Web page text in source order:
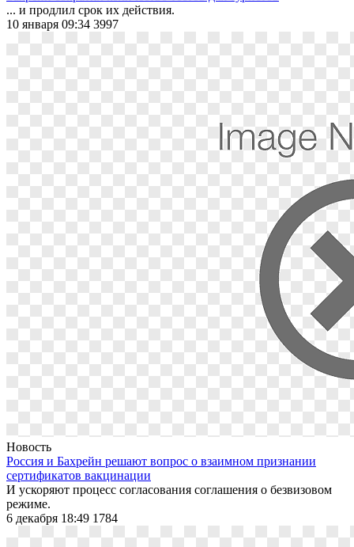
... и продлил срок их действия.
10 января 09:34 3997
Новость
Россия и Бахрейн решают вопрос о взаимном признании
сертификатов вакцинации
И ускоряют процесс согласования соглашения о безвизовом
режиме.
6 декабря 18:49 1784